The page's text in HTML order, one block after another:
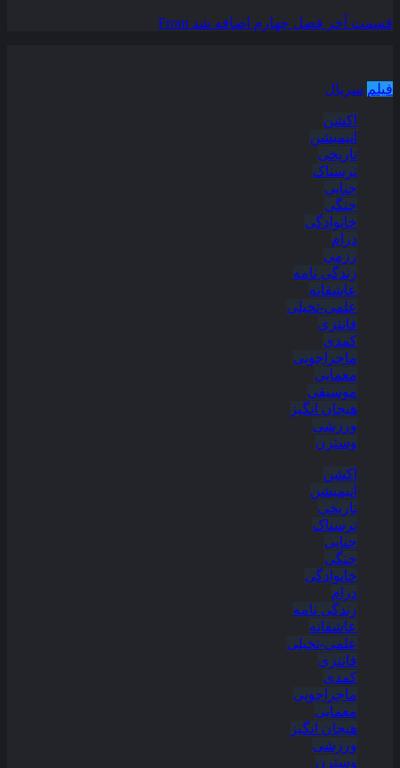
قسمت آخر فصل چهارم اضافه شد From
فیلم سریال
اکشن
انیمیشن
تاریخی
ترسناک
جنایی
جنگی
خانوادگی
درام
رزمی
زندگی نامه
عاشقانه
علمی-تخیلی
فانتزی
کمدی
ماجراجویی
معمایی
موسیقی
هیجان انگیز
ورزشی
وسترن
اکشن
انیمیشن
تاریخی
ترسناک
جنایی
جنگی
خانوادگی
درام
زندگی نامه
عاشقانه
علمی-تخیلی
فانتزی
کمدی
ماجراجویی
معمایی
هیجان انگیز
ورزشی
وسترن